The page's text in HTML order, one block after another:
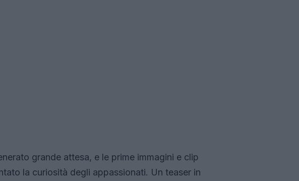
grande attesa, e le prime immagini e clip
la curiosità degli appassionati. Un teaser in